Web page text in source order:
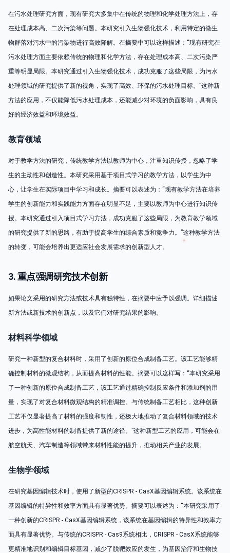
在污水处理研究方面，现有研究大多集中在传统的物理和化学处理方法上，存
在处理成本高、二次污染等问题。本研究引入生物强化技术，利用特定的微生
物群落对污水中的污染物进行高效降解。在摘要中可以这样描述：“现有研究在
污水处理方面主要依赖传统的物理和化学方法，存在处理成本高、二次污染严
重等明显局限。本研究通过引入生物强化技术，成功克服了这些局限，为污水
处理领域的研究提供了新的视角，实现了高效、环保的污水处理目标。”这种新
方法的应用，不仅能降低污水处理成本，还能减少对环境的负面影响，具有良
好的经济效益和环境效益。
教育领域
对于教学方法的研究，传统教学方法以教师为中心，注重知识传授，忽略了学
生的主动性和创造性。本研究采用基于项目式学习的教学方法，以学生为中
心，让学生在实际项目中学习和成长。摘要可以表述为：“现有教学方法在培养
学生的创新能力和实践能力方面存在明显不足，主要以教师为中心进行知识传
授。本研究通过引入项目式学习方法，成功克服了这些局限，为教育教学领域
的研究提供了新的思路，有助于提高学生的综合素质和竞争力。”这种教学方法
的转变，可能会培养出更适应社会发展需求的创新型人才。
3. 重点强调研究技术创新
如果论文采用的研究方法或技术具有独特性，在摘要中应予以强调。详细描述
新方法或新技术的创新点，以及它们对研究结果的影响。
材料科学领域
研究一种新型的复合材料时，采用了创新的原位合成制备工艺。该工艺能够精
确控制材料的微观结构，从而提高材料的性能。摘要可以这样写：“本研究采用
了一种创新的原位合成制备工艺，该工艺通过精确控制反应条件和添加剂的用
量，实现了对复合材料微观结构的精准调控。与传统制备工艺相比，这种创新
工艺不仅显著提高了材料的强度和韧性，还极大地推动了复合材料领域的技术
进步，为高性能材料的制备提供了新的途径。”这种新型工艺的应用，可能会在
航空航天、汽车制造等领域带来材料性能的提升，推动相关产业的发展。
生物学领域
在研究基因编辑技术时，使用了新型的CRISPR - CasX基因编辑系统。该系统在
基因编辑的特异性和效率方面具有显著优势。摘要可以表述为：“本研究采用了
一种创新的CRISPR - CasX基因编辑系统，该系统在基因编辑的特异性和效率方
面具有显著优势。与传统的CRISPR - Cas9系统相比，CRISPR - CasX系统能够
更精准地识别和编辑目标基因，减少了脱靶效应的发生，为基因治疗和生物技